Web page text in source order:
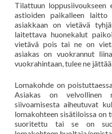
Tilattuun loppusiivoukseen
astioiden paikalleen
asiakkaan on vietävä
laitettava huonekalut
vietävä pois tai ne on
asiakas on vuokrannut
vuokrahintaan, tulee ne
Lomakohde on
Asiakas on velvollinen
siivoamisesta aiheutuvat
lomakohteen sisätiloissa on
suoritettu tai se on